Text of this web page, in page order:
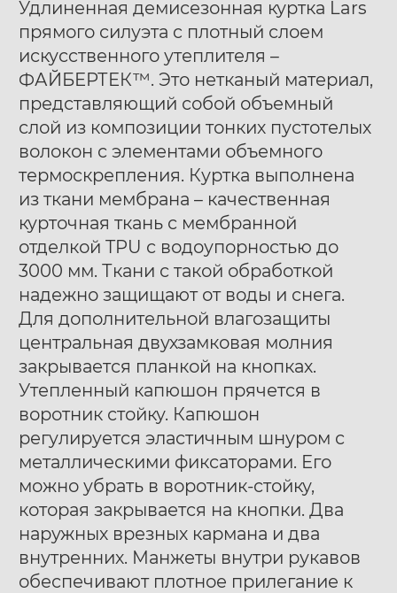
Ботинки муж. Harry
Hatchet Debris mono
black
40 41
42
43
44 45 46 47
Ботинки муж. Harry
Hatchet Bluff black
40 41
42
43
44 45 46
Удлиненная демисезонная куртка Lars
прямого силуэта c плотный слоем
искусcтвенного утеплителя –
ФАЙБЕРТЕК™. Это нетканый материал,
представляющий собой объемный
слой из композиции тонких пустотелых
волокон с элементами объемного
термоскрепления. Куртка выполнена
из ткани мембрана – качественная
курточная ткань с мембранной
отделкой TPU с водоупорностью до
3000 мм. Ткани с такой обработкой
надежно защищают от воды и снега.
Для дополнительной влагозащиты
центральная двухзамковая молния
закрывается планкой на кнопках.
Утепленный капюшон прячется в
воротник стойку. Капюшон
регулируется эластичным шнуром с
металлическими фиксаторами. Его
можно убрать в воротник-стойку,
которая закрывается на кнопки. Два
наружных врезных кармана и два
внутренних. Манжеты внутри рукавов
обеспечивают плотное прилегание к